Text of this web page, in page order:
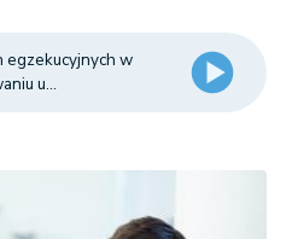
egzekucyjnych w
u...